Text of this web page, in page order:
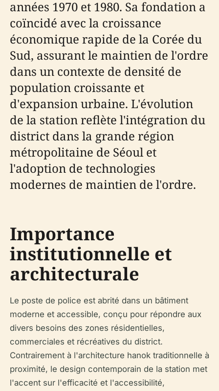
années 1970 et 1980. Sa fondation a
coïncidé avec la croissance
économique rapide de la Corée du
Sud, assurant le maintien de l'ordre
dans un contexte de densité de
population croissante et
d'expansion urbaine. L'évolution
de la station reflète l'intégration du
district dans la grande région
métropolitaine de Séoul et
l'adoption de technologies
modernes de maintien de l'ordre.
Importance
institutionnelle et
architecturale
Le poste de police est abrité dans un bâtiment
moderne et accessible, conçu pour répondre aux
divers besoins des zones résidentielles,
commerciales et récréatives du district.
Contrairement à l'architecture hanok traditionnelle à
proximité, le design contemporain de la station met
l'accent sur l'efficacité et l'accessibilité,